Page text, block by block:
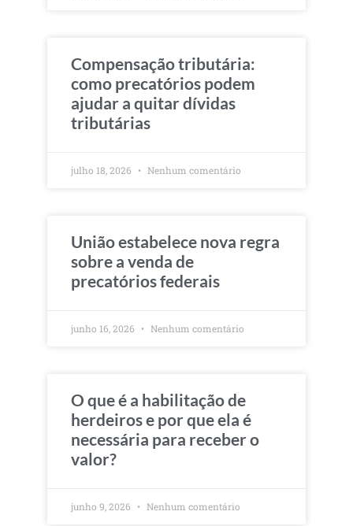
Compensação tributária:
como precatórios podem
ajudar a quitar dívidas
tributárias
julho 18, 2026 Nenhum comentário
União estabelece nova regra
sobre a venda de
precatórios federais
junho 16, 2026 Nenhum comentário
O que é a habilitação de
herdeiros e por que ela é
necessária para receber o
valor?
junho 9, 2026 Nenhum comentário